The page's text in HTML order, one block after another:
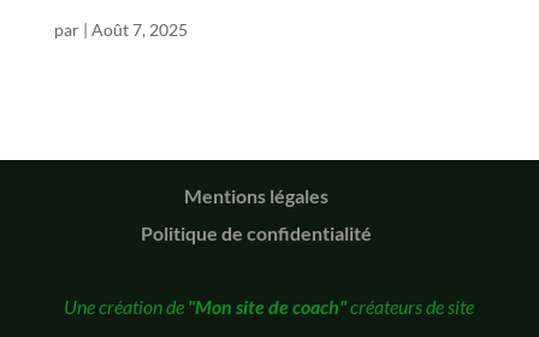
par | Août 7, 2025
Mentions légales
Politique de confidentialité
Une création de "Mon site de coach"créateurs de site